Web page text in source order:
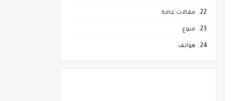
مقالات عامة
منوع
هواتف